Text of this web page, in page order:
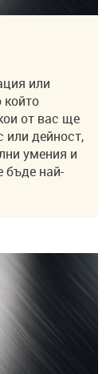
или
който
от вас ще
или дейност,
умения и
бъде най-